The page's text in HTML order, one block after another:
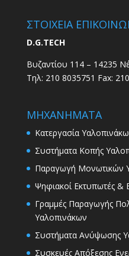
ΣΤΟΙΧΕΙΑ
D.G.TECH
Βυζαντίου 114 – 14235
Τηλ: 210 8035751 Fax:
ΜΗΧΑΝΗΜΑΤΑ
Κατεργασία
Συστήματα Κοπής
Παραγωγή Μονωτικών
Ψηφιακοί Εκτυπωτές &
Γραμμές Παραγωγής
Υαλοπινάκων
Συστήματα Ανύψωσης
Συσκευές Απόξεσης